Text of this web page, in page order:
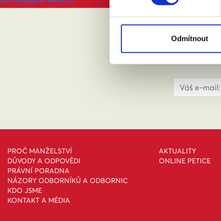
Odmítnout
PROČ MANŽELSTVÍ
DŮVODY A ODPOVĚDI
PRÁVNÍ PORADNA
NÁZORY ODBORNÍKŮ A ODBORNIC
KDO JSME
KONTAKT A MÉDIA
AKTUALITY
ONLINE PETICE